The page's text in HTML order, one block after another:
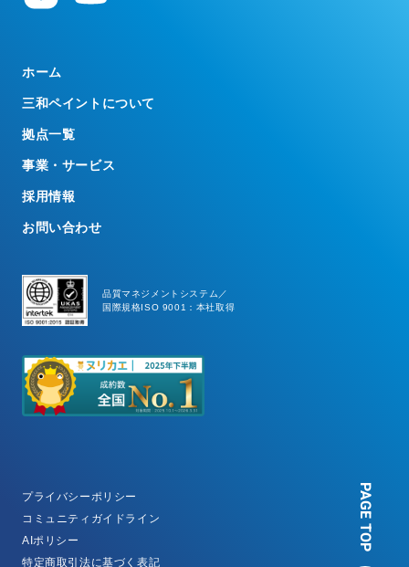
ホーム
三和ペイントについて
拠点一覧
事業・サービス
採用情報
お問い合わせ
品質マネジメントシステム／
国際規格ISO 9001：本社取得
プライバシーポリシー
コミュニティガイドライン
AIポリシー
特定商取引法に基づく表記
PAGE TOP